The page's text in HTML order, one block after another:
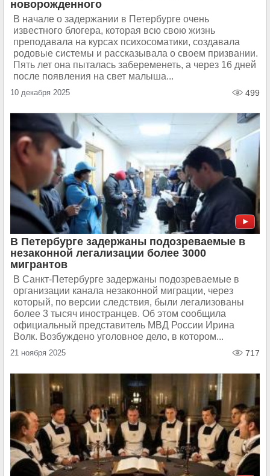
новорожденного
В начале о задержании в Петербурге очень
известного блогера, которая всю свою жизнь
преподавала на курсах психосоматики, создавала
родовые системы и рассказывала о своем призвании.
Пять лет она пыталась забеременеть, а через 16 дней
после появления на свет малыша...
10 декабря 2025 499
В Петербурге задержаны подозреваемые в
незаконной легализации более 3000
мигрантов
В Санкт-Петербурге задержаны подозреваемые в
организации канала незаконной миграции, через
который, по версии следствия, были легализованы
более 3 тысяч иностранцев. Об этом сообщила
официальный представитель МВД России Ирина
Волк. Возбуждено уголовное дело, в котором...
21 ноября 2025 717